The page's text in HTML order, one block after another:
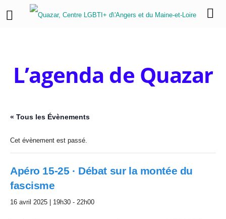
L’agenda de Quazar
« Tous les Évènements
Cet évènement est passé.
Apéro 15-25 · Débat sur la montée du
fascisme
16 avril 2025 | 19h30 - 22h00